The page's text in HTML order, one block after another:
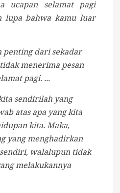
ucapan selamat pagi
lupa bahwa kamu luar
penting dari sekadar
menerima pesan
pagi. ...
sendirilah yang
atas apa yang kita
kita. Maka,
yang menghadirkan
walalupun tidak
melakukannya